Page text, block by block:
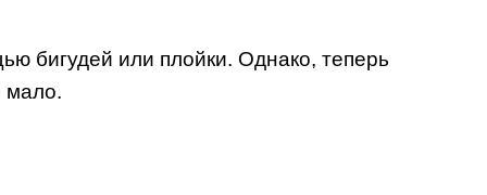
бигудей или плойки. Однако, теперь
мало.